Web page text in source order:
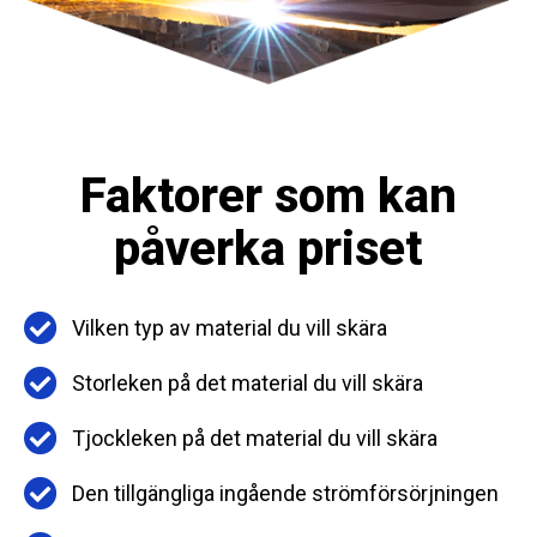
Faktorer som kan
påverka priset
Vilken typ av material du vill skära
Storleken på det material du vill skära
Tjockleken på det material du vill skära
Den tillgängliga ingående strömförsörjningen